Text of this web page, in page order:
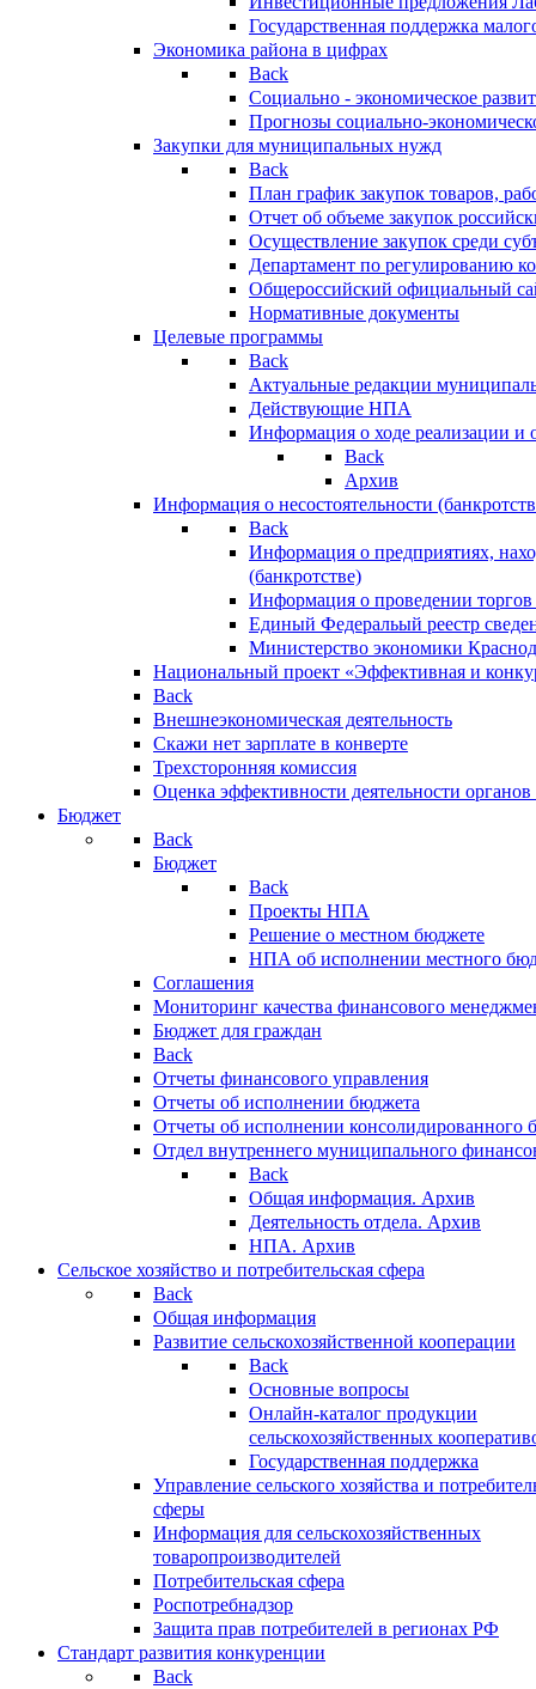
Государственная поддержка
Экономика района в цифрах
Back
Социально - экономическое
Прогнозы социально-
Закупки для муниципальных нужд
Back
План график закупок товаров,
Отчет об объеме закупок
Осуществление закупок среди
Департамент по регулированию
Общероссийский официальный
Нормативные документы
Целевые программы
Back
Актуальные редакции
Действующие НПА
Информация о ходе реализации
Back
Архив
Информация о несостоятельности
Back
Информация о предприятиях,
(банкротстве)
Информация о проведении
Единый Федеральый реестр
Министерство экономики
Национальный проект «Эффективная и
Back
Внешнеэкономическая деятельность
Скажи нет зарплате в конверте
Трехсторонняя комиссия
Оценка эффективности деятельности
Бюджет
Back
Бюджет
Back
Проекты НПА
Решение о местном бюджете
НПА об исполнении местного
Соглашения
Мониторинг качества финансового
Бюджет для граждан
Back
Отчеты финансового управления
Отчеты об исполнении бюджета
Отчеты об исполнении консолидированного
Отдел внутреннего муниципального
Back
Общая информация. Архив
Деятельность отдела. Архив
НПА. Архив
Сельское хозяйство и потребительская сфера
Back
Общая информация
Развитие сельскохозяйственной кооперации
Back
Основные вопросы
Онлайн-каталог продукции
сельскохозяйственных
Государственная поддержка
Управление сельского хозяйства и
сферы
Информация для сельскохозяйственных
товаропроизводителей
Потребительская сфера
Роспотребнадзор
Защита прав потребителей в регионах РФ
Стандарт развития конкуренции
Back